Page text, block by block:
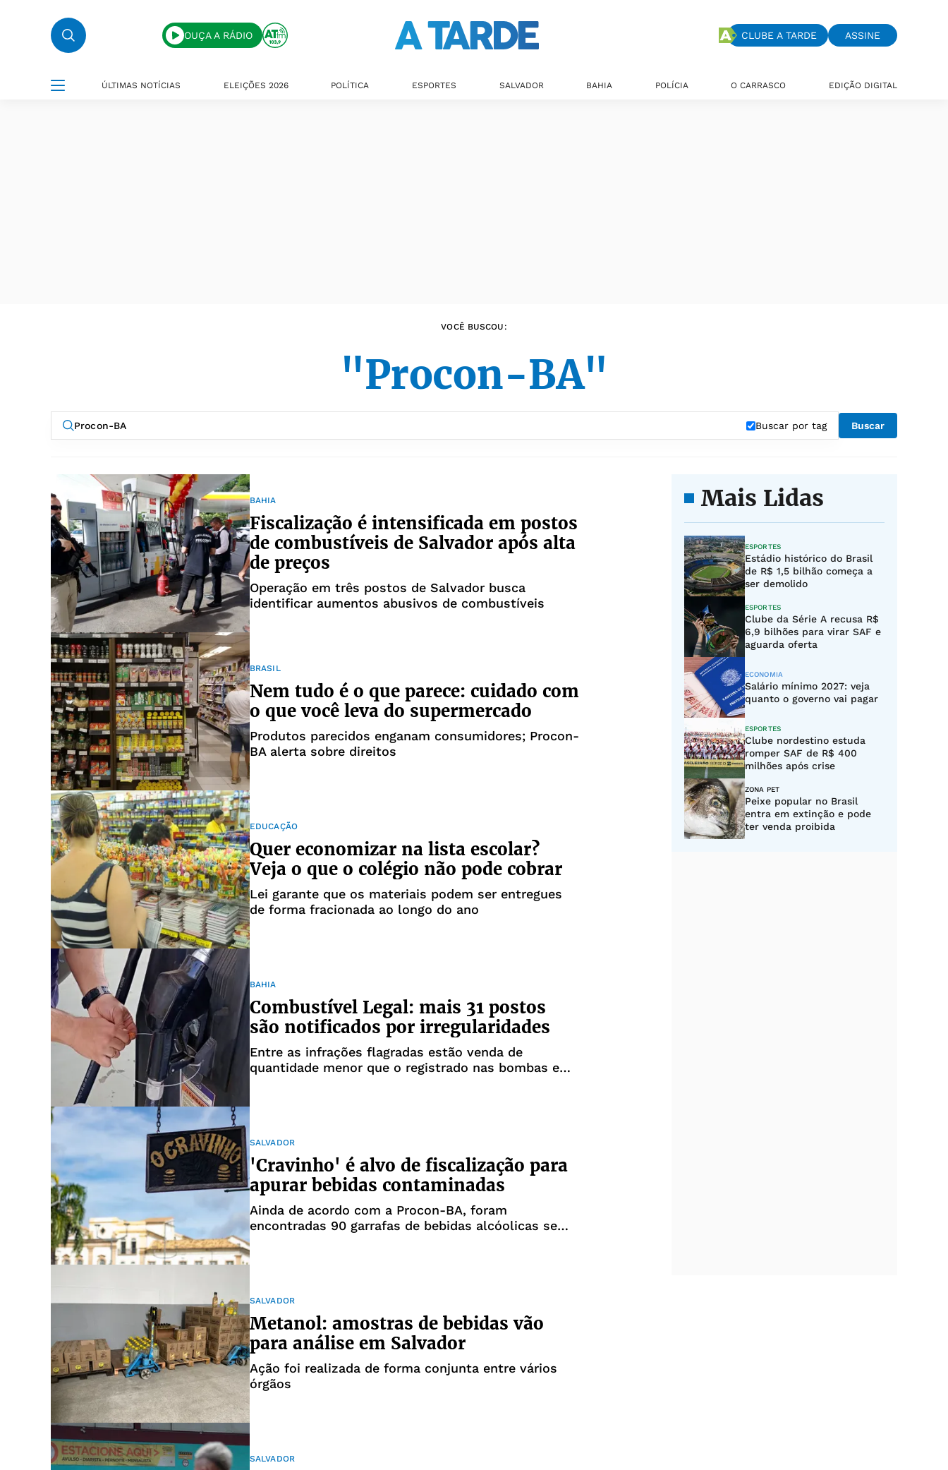
OUÇA A RÁDIO CLUBE A TARDE ASSINE
ÚLTIMAS NOTÍCIAS ELEIÇÕES 2026 POLÍTICA ESPORTES SALVADOR BAHIA POLÍCIA O CARRASCO EDIÇÃO DIGITAL
VOCÊ BUSCOU:
"Procon-BA"
Buscar por tag Buscar
BAHIA
Fiscalização é intensificada em postos
de combustíveis de Salvador após alta
de preços
Operação em três postos de Salvador busca
identificar aumentos abusivos de combustíveis
BRASIL
Nem tudo é o que parece: cuidado com
o que você leva do supermercado
Produtos parecidos enganam consumidores; Procon-
BA alerta sobre direitos
EDUCAÇÃO
Quer economizar na lista escolar?
Veja o que o colégio não pode cobrar
Lei garante que os materiais podem ser entregues
de forma fracionada ao longo do ano
BAHIA
Combustível Legal: mais 31 postos
são notificados por irregularidades
Entre as infrações flagradas estão venda de
quantidade menor que o registrado nas bombas e
SALVADOR
'Cravinho' é alvo de fiscalização para
apurar bebidas contaminadas
Ainda de acordo com a Procon-BA, foram
encontradas 90 garrafas de bebidas alcóolicas sem
SALVADOR
Metanol: amostras de bebidas vão
para análise em Salvador
Ação foi realizada de forma conjunta entre vários
órgãos
SALVADOR
Mais Lidas
ESPORTES
Estádio histórico do Brasil
de R$ 1,5 bilhão começa a
ser demolido
ESPORTES
Clube da Série A recusa R$
6,9 bilhões para virar SAF e
aguarda oferta
ECONOMIA
Salário mínimo 2027: veja
quanto o governo vai pagar
ESPORTES
Clube nordestino estuda
romper SAF de R$ 400
milhões após crise
ZONA PET
Peixe popular no Brasil
entra em extinção e pode
ter venda proibida